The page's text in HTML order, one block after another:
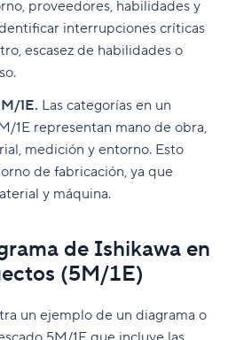
proveedores, habilidades y
interrupciones críticas
escasez de habilidades o
1E. Las categorías en un
1E representan mano de obra,
medición y entorno. Esto
de fabricación, ya que
y máquina.
de Ishikawa en
(5M/1E)
un ejemplo de un diagrama o